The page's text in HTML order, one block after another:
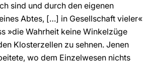
sind und durch den eigenen
Abtes, […] in Gesellschaft vieler«
»die Wahrheit keine Winkelzüge
Klosterzellen zu sehnen. Jenen
wo dem Einzelwesen nichts